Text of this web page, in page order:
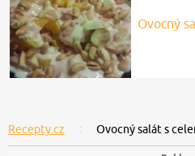
Ovocný
Recepty.cz Ovocný salát s